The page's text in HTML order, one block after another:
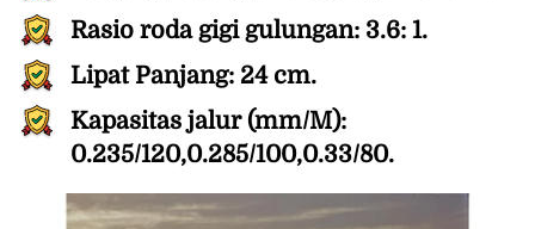
Rasio roda gigi gulungan: 3.6: 1.
Lipat Panjang: 24 cm.
Kapasitas jalur (mm/M):
0.235/120,0.285/100,0.33/80.